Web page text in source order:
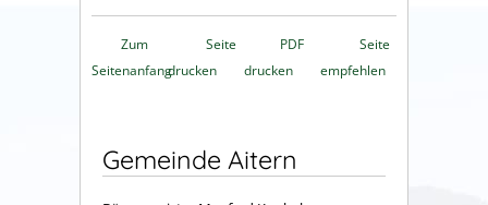
Zum
Seitenanfang
Seite
drucken
PDF
drucken
Seite
empfehlen
Gemeinde Aitern